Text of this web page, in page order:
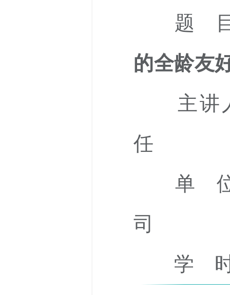
题 目
的全龄友
主讲
任
单 位：
司
学 时